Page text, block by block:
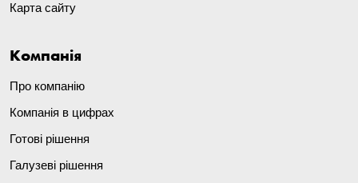
Карта сайту
Компанія
Про компанію
Компанія в цифрах
Готові рішення
Галузеві рішення